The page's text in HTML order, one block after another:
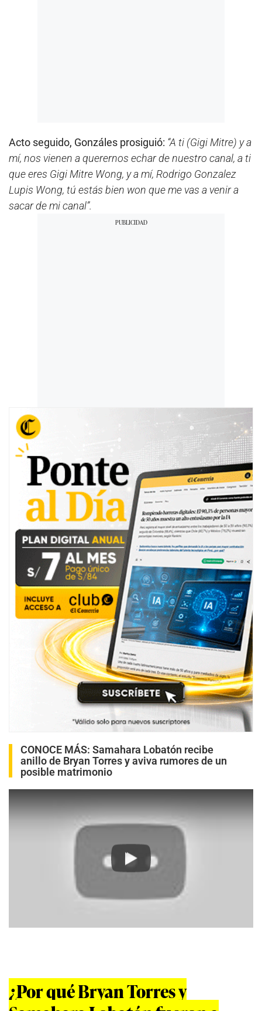
Acto seguido, Gonzáles prosiguió: “A ti (Gigi Mitre) y a
mí, nos vienen a querernos echar de nuestro canal, a ti
que eres Gigi Mitre Wong, y a mí, Rodrigo Gonzalez
Lupis Wong, tú estás bien won que me vas a venir a
sacar de mi canal”.
CONOCE MÁS: Samahara Lobatón recibe
anillo de Bryan Torres y aviva rumores de un
posible matrimonio
Play
¿Por qué Bryan Torres y